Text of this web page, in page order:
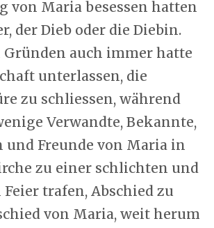
von Maria besessen hatten
der Dieb oder die Diebin.
Gründen auch immer hatte
unterlassen, die
zu schliessen, während
Verwandte, Bekannte,
und Freunde von Maria in
zu einer schlichten und
trafen, Abschied zu
von Maria, weit herum